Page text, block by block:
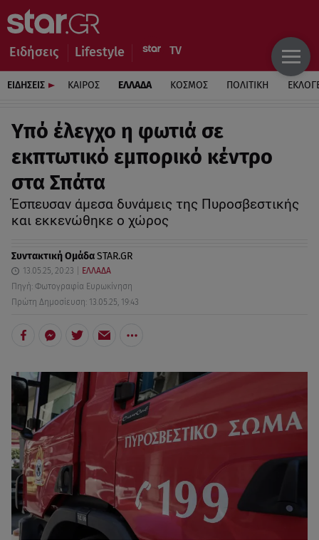
Ειδήσεις Lifestyle
ΕΙΔΗΣΕΙΣ ΚΑΙΡΟΣ ΕΛΛΑΔΑ ΚΟΣΜΟΣ ΠΟΛΙΤΙΚΗ
Υπό έλεγχο η φωτιά σε
εκπτωτικό εμπορικό κέντρο
στα Σπάτα
Έσπευσαν άμεσα δυνάμεις της Πυροσβεστικής
και εκκενώθηκε ο χώρος
Συντακτική ΟμάδαSTAR.GR
13.05.25, 20:23
ΕΛΛΑΔΑ
Πηγή: Φωτογραφία Ευρωκίνηση
Πρώτη Δημοσίευση: 13.05.25, 19:43